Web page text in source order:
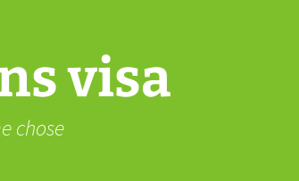
visa
chose